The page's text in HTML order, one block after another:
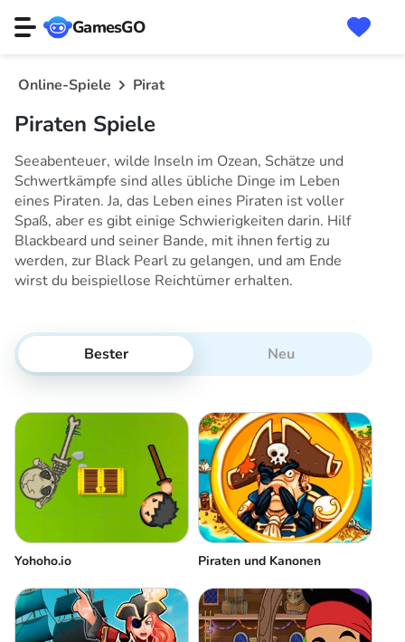
GamesGO
Online-Spiele Pirat
Piraten Spiele
Seeabenteuer, wilde Inseln im Ozean, Schätze und
Schwertkämpfe sind alles übliche Dinge im Leben
eines Piraten. Ja, das Leben eines Piraten ist voller
Spaß, aber es gibt einige Schwierigkeiten darin. Hilf
Blackbeard und seiner Bande, mit ihnen fertig zu
werden, zur Black Pearl zu gelangen, und am Ende
wirst du beispiellose Reichtümer erhalten.
Bester Neu
Yohoho.io Piraten und Kanonen